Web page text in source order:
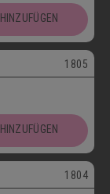
HINZUFÜGEN
1805
HINZUFÜGEN
1804